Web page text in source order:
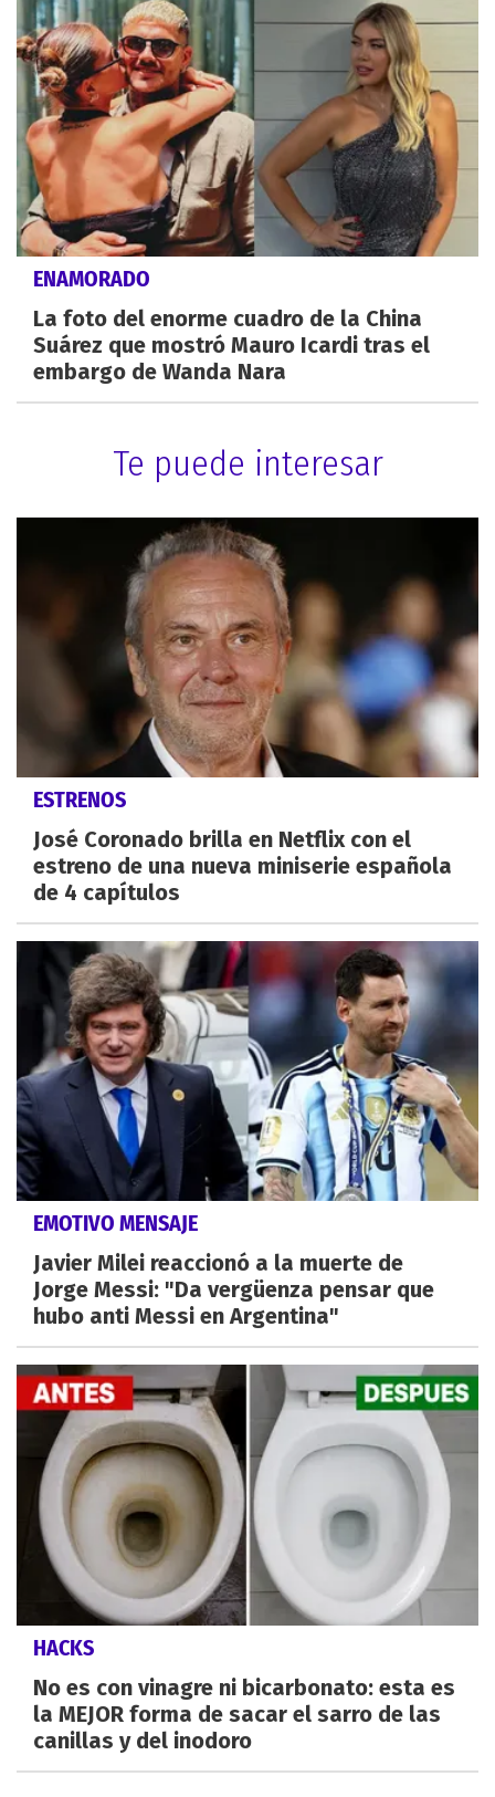
ENAMORADO
La foto del enorme cuadro de la China
Suárez que mostró Mauro Icardi tras el
embargo de Wanda Nara
Te puede interesar
ESTRENOS
José Coronado brilla en Netflix con el
estreno de una nueva miniserie española
de 4 capítulos
EMOTIVO MENSAJE
Javier Milei reaccionó a la muerte de
Jorge Messi: "Da vergüenza pensar que
hubo anti Messi en Argentina"
HACKS
No es con vinagre ni bicarbonato: esta es
la MEJOR forma de sacar el sarro de las
canillas y del inodoro